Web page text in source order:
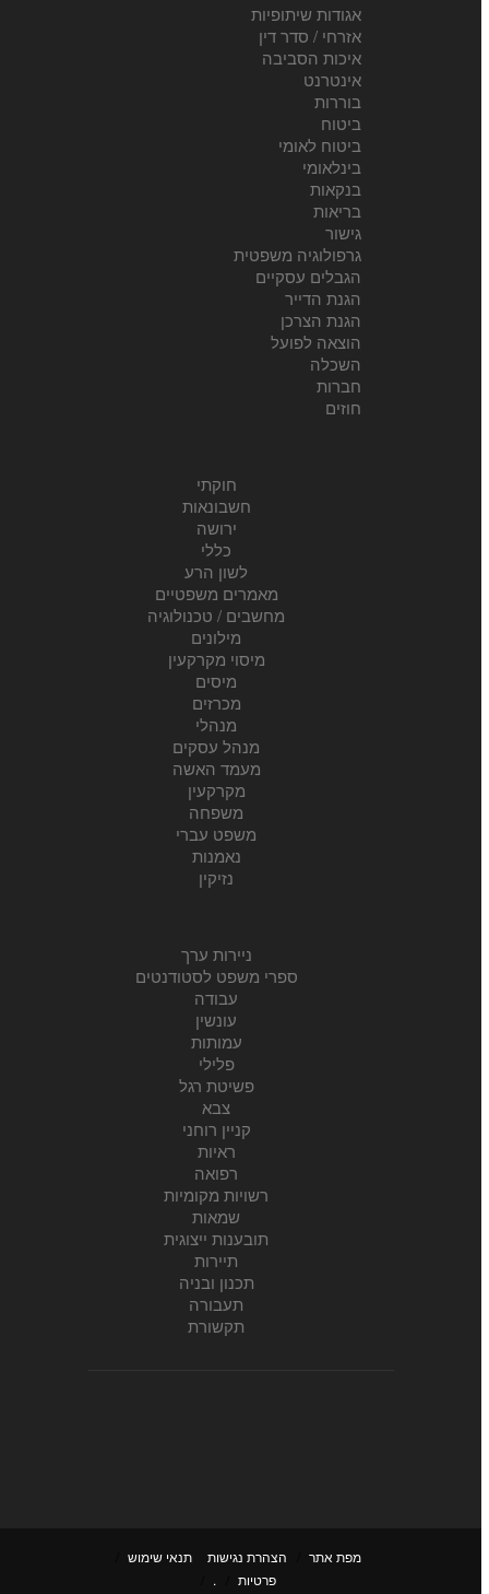
אגודות שיתופיות
אזרחי / סדר דין
איכות הסביבה
אינטרנט
בוררות
ביטוח
ביטוח לאומי
בינלאומי
בנקאות
בריאות
גישור
גרפולוגיה משפטית
הגבלים עסקיים
הגנת הדייר
הגנת הצרכן
הוצאה לפועל
השכלה
חברות
חוזים
חוקתי
חשבונאות
ירושה
כללי
לשון הרע
מאמרים משפטיים
מחשבים / טכנולוגיה
מילונים
מיסוי מקרקעין
מיסים
מכרזים
מנהלי
מנהל עסקים
מעמד האשה
מקרקעין
משפחה
משפט עברי
נאמנות
נזיקין
ניירות ערך
ספרי משפט לסטודנטים
עבודה
עונשין
עמותות
פלילי
פשיטת רגל
צבא
קניין רוחני
ראיות
רפואה
רשויות מקומיות
שמאות
תובענות ייצוגית
תיירות
תכנון ובניה
תעבורה
תקשורת
מפת אתר / הצהרת נגישות תנאי שימוש /
פרטיות /